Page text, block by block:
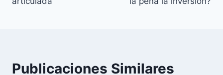
Publicaciones Similares